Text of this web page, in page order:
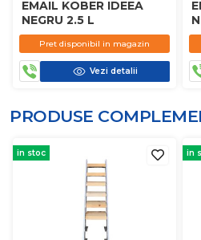
EMAIL KOBER IDEEA
NEGRU 2.5 L
Pret disponibil in magazin
Vezi detalii
PRODUSE
in stoc in